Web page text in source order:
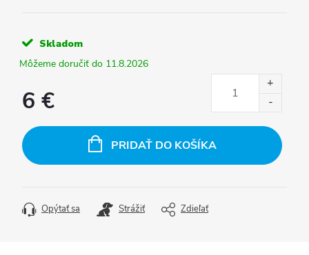
Skladom
11.8.2026
6 €
cena:
PRIDAŤ DO KOŠÍKA
Opýtať sa Strážiť Zdieľať